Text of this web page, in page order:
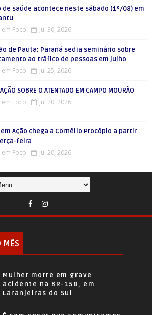
de saúde acontece neste sábado (1º/08) em
em Foco Jul 30, 2026
de Pauta: Paraná sedia seminário sobre
ao tráfico de pessoas em julho
em Foco Jul 25, 2026
SOBRE O ATENTADO EM CAMPO MOURÃO
em Foco Jul 20, 2026
Ação chega a Cornélio Procópio a partir
feira
em Foco Jul 20, 2026
MÊS
Mulher morre em grave
acidente na BR-158, em
Laranjeiras do Sul